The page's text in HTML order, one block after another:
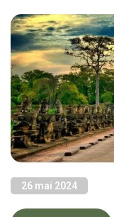
26 mai 2024